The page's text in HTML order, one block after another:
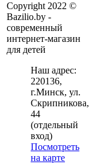
Copyright 2022 ©
Bazilio.by -
современный
интернет-магазин
для детей
Наш адрес:
220136,
г.Минск, ул.
Скрипникова,
44
(отдельный
вход)
Посмотреть
на карте